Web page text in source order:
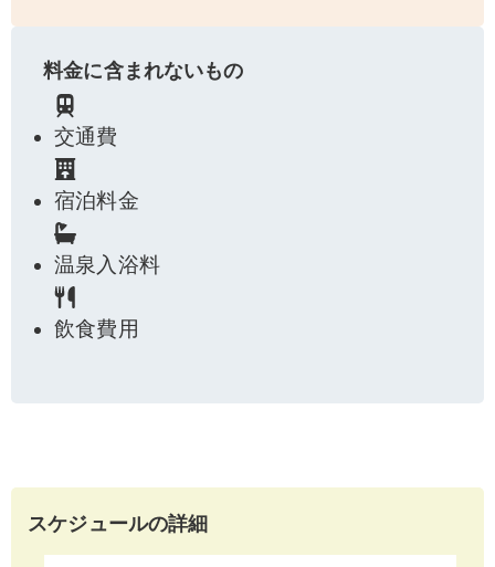
料金に含まれないもの
交通費
宿泊料金
温泉入浴料
飲食費用
スケジュールの詳細